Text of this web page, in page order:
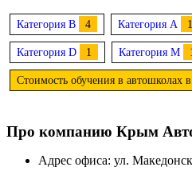
Категория B 4 Категория A 1
Категория D 1 Категория M
Стоимость обучения в автошколах в
Про компанию Крым
Адрес офиса: ул.